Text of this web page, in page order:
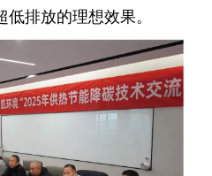
排放的理想效果。